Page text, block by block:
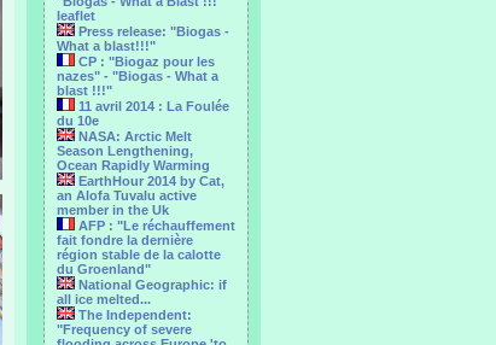
leaflet
Press release: "Biogas -
What a blast!!!"
CP : "Biogaz pour les
nazes" - "Biogas - What a
blast !!!"
11 avril 2014 : La Foulée
du 10e
NASA: Arctic Melt
Season Lengthening,
Ocean Rapidly Warming
EarthHour 2014 by Cat,
an Alofa Tuvalu active
member in the Uk
AFP : "Le réchauffement
fait fondre la dernière
région stable de la calotte
du Groenland"
National Geographic: if
all ice melted...
The Independent:
"Frequency of severe